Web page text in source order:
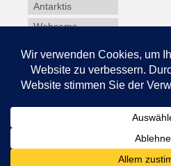
Antarktis
Webcams
Winterdienst
Glossar
Datenschutz
© 2026 Schneedecke.de - WordPress Theme by